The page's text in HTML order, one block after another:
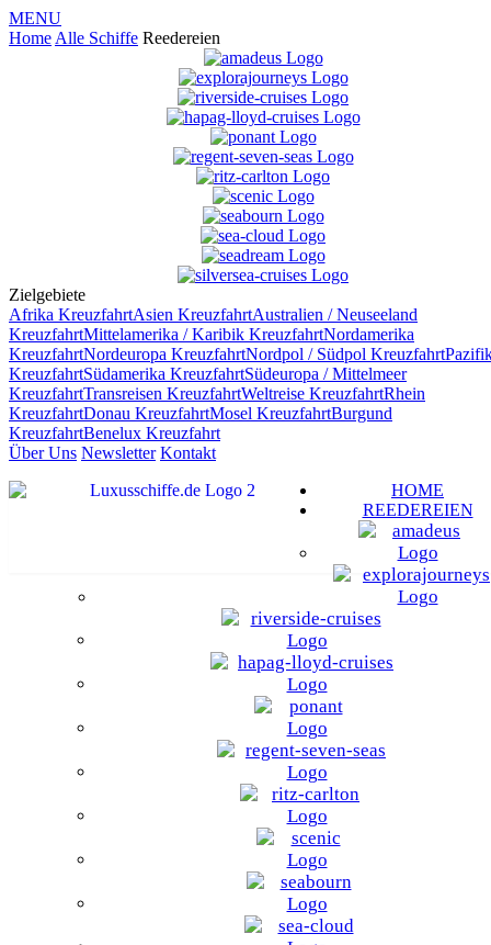
MENU
Home Alle Schiffe Reedereien
Zielgebiete
Afrika KreuzfahrtAsien KreuzfahrtAustralien / Neuseeland
KreuzfahrtMittelamerika / Karibik KreuzfahrtNordamerika
KreuzfahrtNordeuropa KreuzfahrtNordpol / Südpol Kreuzfahrt
KreuzfahrtSüdamerika KreuzfahrtSüdeuropa / Mittelmeer
KreuzfahrtTransreisen KreuzfahrtWeltreise KreuzfahrtRhein
KreuzfahrtDonau KreuzfahrtMosel KreuzfahrtBurgund
KreuzfahrtBenelux Kreuzfahrt
Über Uns Newsletter Kontakt
HOME
REEDEREIEN